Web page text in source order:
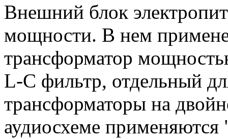
Внешний блок
мощности. В нем
трансформатор
L-C фильтр, отдельный
трансформаторы на
аудиосхеме